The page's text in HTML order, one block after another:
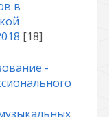
в
[18]
-